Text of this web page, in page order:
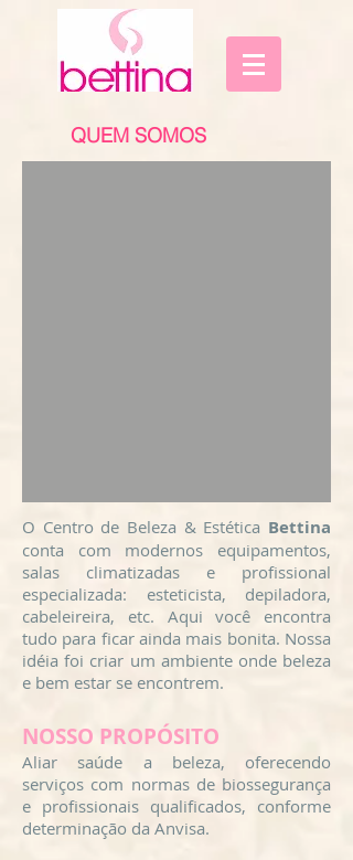
QUEM SOMOS
O Centro de Beleza & Estética Bettina
conta com modernos equipamentos,
salas climatizadas e profissional
especializada: esteticista, depiladora,
cabeleireira, etc. Aqui você encontra
tudo para ficar ainda mais bonita. Nossa
idéia foi criar um ambiente onde beleza
e bem estar se encontrem.
NOSSO PROPÓSITO
Aliar saúde a beleza, oferecendo
serviços com normas de biossegurança
e profissionais qualificados, conforme
determinação da Anvisa.